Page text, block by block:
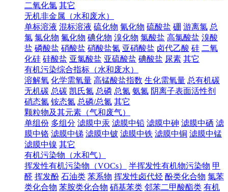
二氧化氯 其它
无机非金属（水和废水）
单标溶液 混标溶液 硫化物 氰化物 硫酸盐 硼 游离氯 总
氯 氯化物 氟化物 碘化物 溴化物 氯酸盐 高氯酸盐 溴酸
盐 磷酸盐 硝酸盐 硝酸盐氮 亚硝酸盐 卤代乙酸 硅 二氧
化硅 硅酸盐 亚氯酸盐 亚硫酸盐 碘酸盐 尿素 其它
有机污染综合指标（水和废水）
溶解氧 化学需氧量 高锰酸盐指数 生化需氧量 总有机碳
无机碳 总碳 凯氏氮 总磷 总氮 氨氮 阴离子表面活性剂
硝态氮 铵态氮 总磷/总氮 其它
颗粒物及其元素（气和废气）
单组份 多组分 滤膜中汞 滤膜中铅 滤膜中砷 滤膜中硒 滤
膜中铬 滤膜中锑 滤膜中铍 滤膜中铁 滤膜中铜 滤膜中锰
滤膜中镍 其它
有机污染物（水和气）
挥发性有机污染物（VOCs）
半挥发性有机物污染物 甲
醛 挥发酚 石油类 苯系物 挥发性卤代烃 酚类化合物 氯苯
类化合物 苯胺类化合物 硝基苯类 邻苯二甲酸酯类 有机